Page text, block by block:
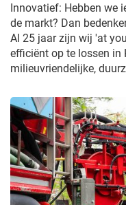
Innovatief: Hebben we
de markt? Dan
Al 25 jaar zijn wij 'at
efficiënt op te lossen in
milieuvriendelijke,